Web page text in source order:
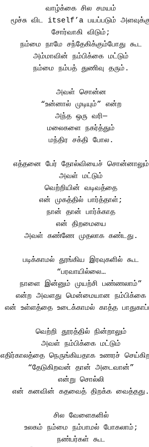
வாழ்க்கை சில சமயம்
மூச்சு விட itself’a பயப்படும்
சோர்வாகி விடும்;
நம்மை நாமே சந்தேகிக்கும்போது கூட
அம்மாவின் நம்பிக்கை மட்டும்
நம்மை நம்பத் துணிவு தரும்.
அவள் சொன்ன
“உன்னால் முடியும்” என்ற
அந்த ஒரு வரி—
மலைகளை நகர்த்தும்
மந்திர சக்தி போல.
எத்தனை பேர் தோல்வியைச் சொன்னாலும்
அவள் மட்டும்
வெற்றியின் வடிவத்தை
என் முகத்தில் பார்த்தாள்;
நான் தான் பார்க்காத
என் திறமையை
அவள் கண்ணே முதலாக கண்டது.
படிக்காமல் தூங்கிய இரவுகளில் கூட
“பரவாயில்லை…
நாளை இன்னும் முயற்சி பண்ணலாம்”
என்ற அவளது மென்மையான நம்பிக்கை
என் உள்ளத்தை உடைக்காமல் காத்த
வெற்றி தூரத்தில் நின்றாலும்
அவள் நம்பிக்கை மட்டும்
எதிர்காலத்தை நெருங்கியதாக உணரச்
“தேடுகிறவன் தான் அடைவான்”
என்று சொல்லி
என் கனவின் கதவைத் திறக்க வைத்தது.
சில வேளைகளில்
உலகம் நம்மை நம்பாமல் போகலாம்;
நண்பர்கள் கூட